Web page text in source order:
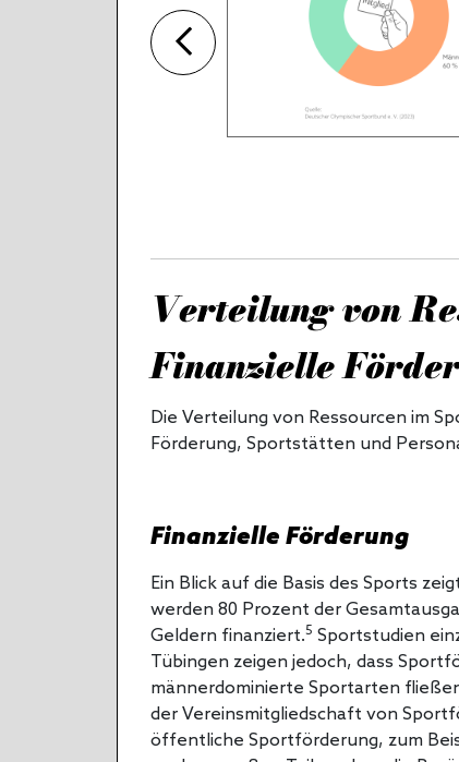
Verteilung von
Finanzielle
Die Verteilung von Ressourcen im
Förderung, Sportstätten und
Finanzielle Förderung
Ein Blick auf die Basis des Sports
werden 80 Prozent der
Geldern finanziert.5 Sportstudien
Tübingen zeigen jedoch, dass
männerdominierte Sportarten
der Vereinsmitgliedschaft von
öffentliche Sportförderung, zum